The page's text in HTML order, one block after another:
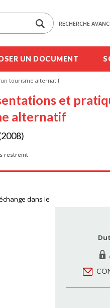
RECHERCHE
UN DOCUMENT
tourisme alternatif
et
alternatif
restreint
dans le